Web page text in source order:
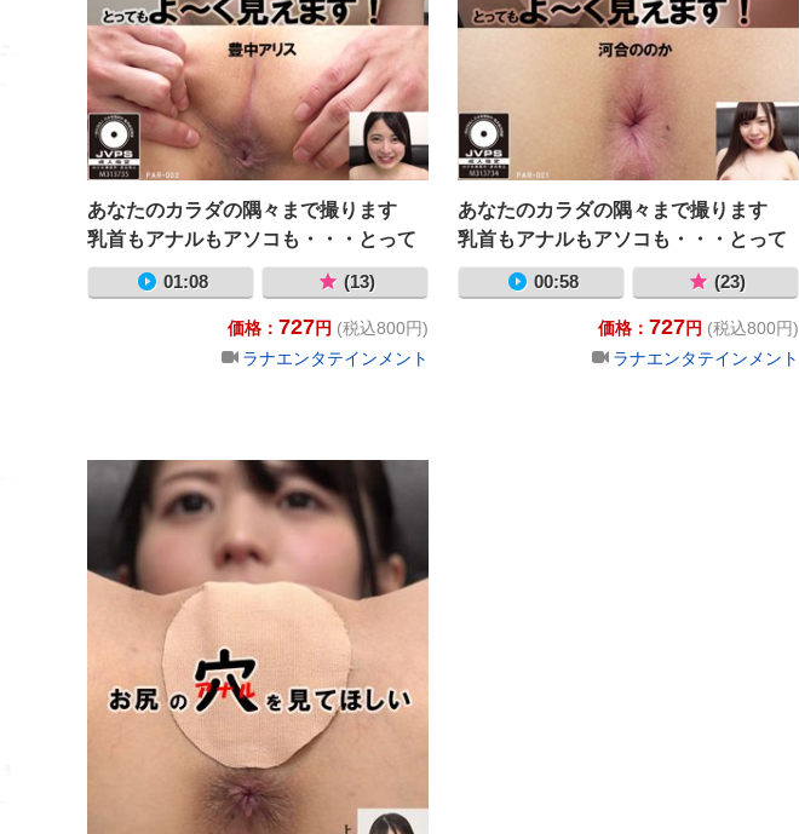
あなたのカラダの隅々まで撮ります
乳首もアナルもアソコも・・・とって
もよ～く見えます！ 豊中アリス
01:08 (13)
価格： 727円 (税込800円)
ラナエンタテインメント
あなたのカラダの隅々まで撮ります
乳首もアナルもアソコも・・・とって
もよ～く見えます！ 河合ののか
00:58 (23)
価格： 727円 (税込800円)
ラナエンタテインメント